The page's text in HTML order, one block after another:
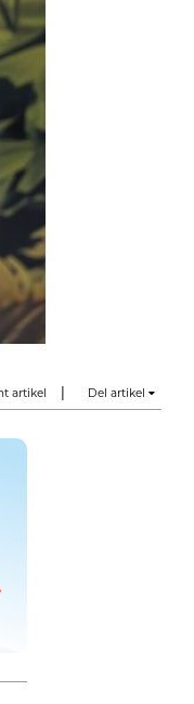
artikel Del artikel